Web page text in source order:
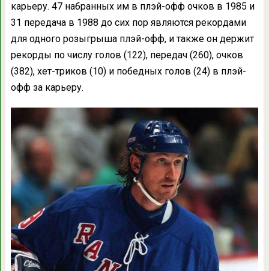
карьеру. 47 набранных им в плэй-офф очков в 1985 и
31 передача в 1988 до сих пор являются рекордами
для одного розыгрыша плэй-офф, и также он держит
рекорды по числу голов (122), передач (260), очков
(382), хет-триков (10) и победных голов (24) в плэй-
офф за карьеру.